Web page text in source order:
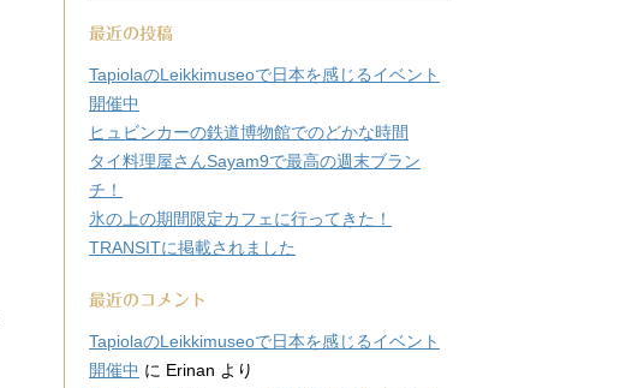
最近の投稿
TapiolaのLeikkimuseoで日本を感じるイベント
開催中
ヒュビンカーの鉄道博物館でのどかな時間
タイ料理屋さんSayam9で最高の週末ブラン
チ！
氷の上の期間限定カフェに行ってきた！
TRANSITに掲載されました
最近のコメント
TapiolaのLeikkimuseoで日本を感じるイベント
開催中 に Erinan より